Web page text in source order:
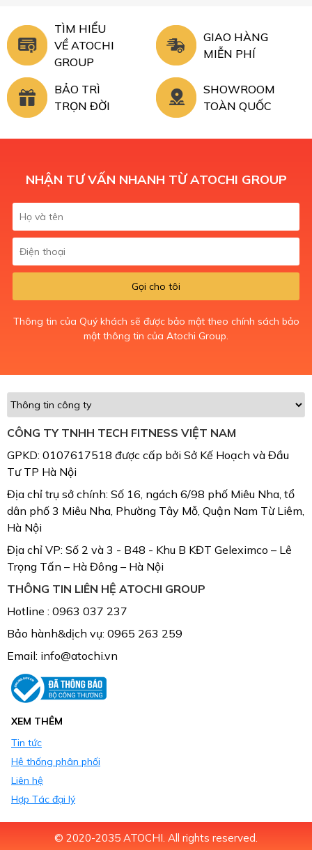
TÌM HIỂU
VỀ ATOCHI
GROUP
GIAO HÀNG
MIỄN PHÍ
BẢO TRÌ
TRỌN ĐỜI
SHOWROOM
TOÀN QUỐC
NHẬN TƯ VẤN NHANH TỪ ATOCHI GROUP
Gọi cho tôi
Thông tin của Quý khách sẽ được bảo mật theo chính sách bảo
mật thông tin của Atochi Group.
CÔNG TY TNHH TECH FITNESS VIỆT NAM
GPKD: 0107617518 được cấp bởi Sở Kế Hoạch và Đầu
Tư TP Hà Nội
Địa chỉ trụ sở chính: Số 16, ngách 6/98 phố Miêu Nha, tổ
dân phố 3 Miêu Nha, Phường Tây Mỗ, Quận Nam Từ Liêm,
Hà Nội
Địa chỉ VP: Số 2 và 3 - B48 - Khu B KĐT Geleximco – Lê
Trọng Tấn – Hà Đông – Hà Nội
THÔNG TIN LIÊN HỆ ATOCHI GROUP
Hotline : 0963 037 237
Bảo hành&dịch vụ: 0965 263 259
Email: info@atochi.vn
XEM THÊM
Tin tức
Hệ thống phân phối
Liên hệ
Hợp Tác đại lý
© 2020-2035 ATOCHI. All rights reserved.